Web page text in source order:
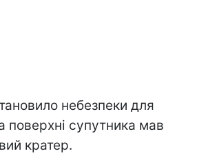
небезпеки для
поверхні супутника мав
кратер.